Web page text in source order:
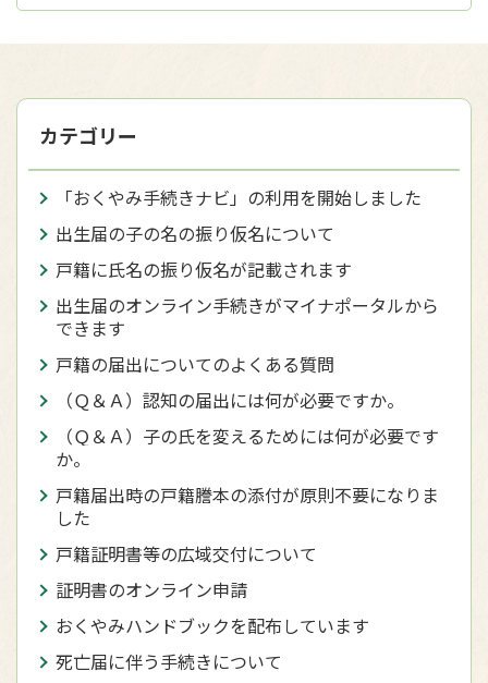
カテゴリー
「おくやみ手続きナビ」の利用を開始しました
出生届の子の名の振り仮名について
戸籍に氏名の振り仮名が記載されます
出生届のオンライン手続きがマイナポータルから
できます
戸籍の届出についてのよくある質問
（Ｑ＆Ａ）認知の届出には何が必要ですか。
（Ｑ＆Ａ）子の氏を変えるためには何が必要です
か。
戸籍届出時の戸籍謄本の添付が原則不要になりま
した
戸籍証明書等の広域交付について
証明書のオンライン申請
おくやみハンドブックを配布しています
死亡届に伴う手続きについて